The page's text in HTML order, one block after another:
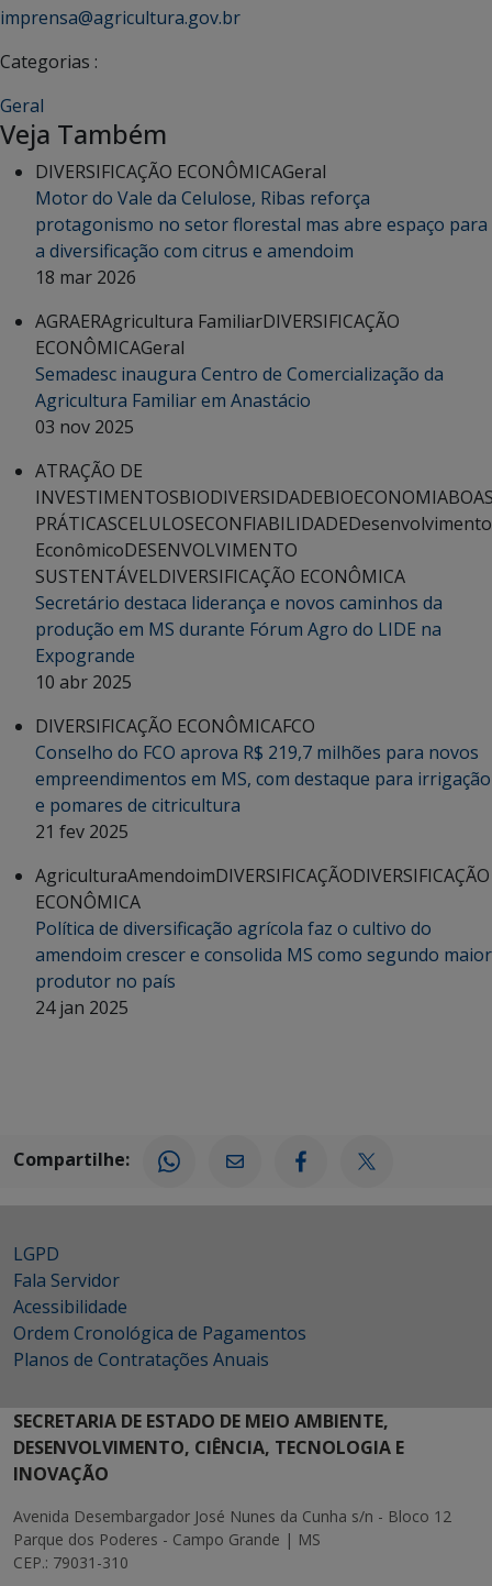
imprensa@agricultura.gov.br
Categorias :
Geral
Veja Também
DIVERSIFICAÇÃO ECONÔMICAGeral
Motor do Vale da Celulose, Ribas reforça
protagonismo no setor florestal mas abre espaço para
a diversificação com citrus e amendoim
18 mar 2026
AGRAERAgricultura FamiliarDIVERSIFICAÇÃO
ECONÔMICAGeral
Semadesc inaugura Centro de Comercialização da
Agricultura Familiar em Anastácio
03 nov 2025
ATRAÇÃO DE
INVESTIMENTOSBIODIVERSIDADEBIOECONOMIA
PRÁTICASCELULOSECONFIABILIDADEDesenvolvimento
EconômicoDESENVOLVIMENTO
SUSTENTÁVELDIVERSIFICAÇÃO ECONÔMICA
Secretário destaca liderança e novos caminhos da
produção em MS durante Fórum Agro do LIDE na
Expogrande
10 abr 2025
DIVERSIFICAÇÃO ECONÔMICAFCO
Conselho do FCO aprova R$ 219,7 milhões para novos
empreendimentos em MS, com destaque para irrigação
e pomares de citricultura
21 fev 2025
AgriculturaAmendoimDIVERSIFICAÇÃODIVERSIFICAÇÃO
ECONÔMICA
Política de diversificação agrícola faz o cultivo do
amendoim crescer e consolida MS como segundo maior
produtor no país
24 jan 2025
Compartilhe:
LGPD
Fala Servidor
Acessibilidade
Ordem Cronológica de Pagamentos
Planos de Contratações Anuais
SECRETARIA DE ESTADO DE MEIO AMBIENTE,
DESENVOLVIMENTO, CIÊNCIA, TECNOLOGIA E
INOVAÇÃO
Avenida Desembargador José Nunes da Cunha s/n - Bloco 12
Parque dos Poderes - Campo Grande | MS
CEP.: 79031-310